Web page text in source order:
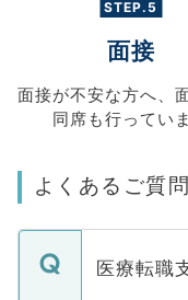
STEP.5
面接
面接が不安な方へ、
同席も行ってい
よくあるご質問
医療転職